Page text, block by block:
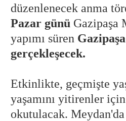
düzenlenecek anma
Pazar günü Gazipaşa
yapımı süren
gerçekleşecek.
Etkinlikte, geçmişte
yaşamını yitirenler
okutulacak. Meydan'da